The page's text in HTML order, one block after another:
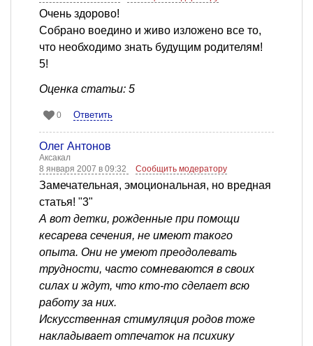
Очень здорово!
Собрано воедино и живо изложено все то,
что необходимо знать будущим родителям!
5!
Оценка статьи: 5
0 Ответить
Олег Антонов
Аксакал
8 января 2007 в 09:32
Сообщить модератору
Замечательная, эмоциональная, но вредная
статья! "3"
А вот детки, рожденные при помощи
кесарева сечения, не имеют такого
опыта. Они не умеют преодолевать
трудности, часто сомневаются в своих
силах и ждут, что кто-то сделает всю
работу за них.
Искусственная стимуляция родов тоже
накладывает отпечаток на психику